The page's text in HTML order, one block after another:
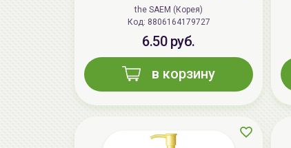
the SAEM (Корея)
Код: 8806164179727
6.50 руб.
в корзину